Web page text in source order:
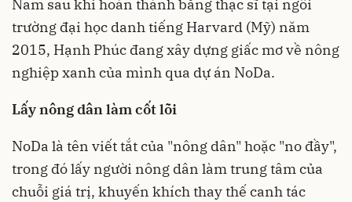
Nam sau khi hoàn thành bằng thạc sĩ tại ngôi
trường đại học danh tiếng Harvard (Mỹ) năm
2015, Hạnh Phúc đang xây dựng giấc mơ về nông
nghiệp xanh của mình qua dự án NoDa.
Lấy nông dân làm cốt lõi
NoDa là tên viết tắt của "nông dân" hoặc "no đầy",
trong đó lấy người nông dân làm trung tâm của
chuỗi giá trị, khuyến khích thay thế canh tác